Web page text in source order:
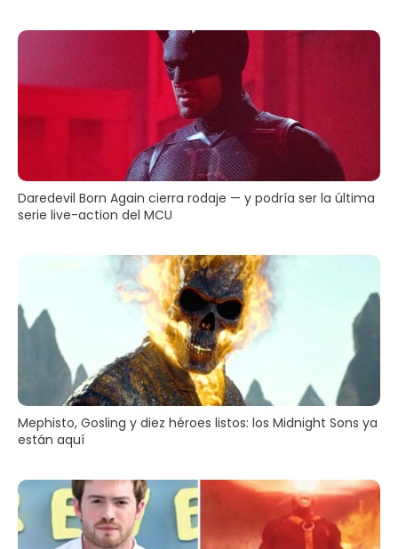
Daredevil Born Again cierra rodaje — y podría ser la última
serie live-action del MCU
Mephisto, Gosling y diez héroes listos: los Midnight Sons ya
están aquí